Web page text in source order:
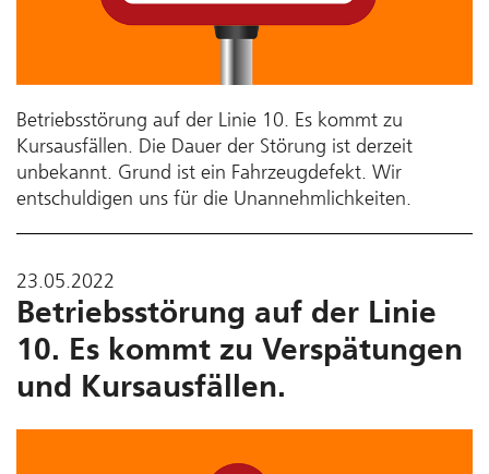
Betriebsstörung auf der Linie 10. Es kommt zu
Kursausfällen. Die Dauer der Störung ist derzeit
unbekannt. Grund ist ein Fahrzeugdefekt. Wir
entschuldigen uns für die Unannehmlichkeiten.
23.05.2022
Betriebsstörung auf der Linie
10. Es kommt zu Verspätungen
und Kursausfällen.